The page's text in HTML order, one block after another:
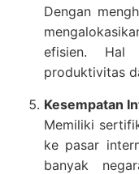
Dengan
efisien. Hal
produktivitas
Kesempatan
Memiliki
ke pasar
banyak